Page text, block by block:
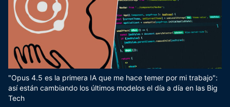
"Opus 4.5 es la primera IA que me hace temer por mi trabajo":
así están cambiando los últimos modelos el día a día en las Big
Tech